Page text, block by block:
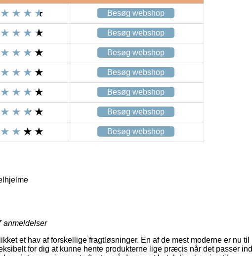
Besøg webshop
Besøg webshop
Besøg webshop
Besøg webshop
Besøg webshop
Besøg webshop
Besøg webshop
anmeldelser
et hav af forskellige fragtløsninger. En af de mest moderne er nu til
for dig at kunne hente produkterne lige præcis når det passer ind